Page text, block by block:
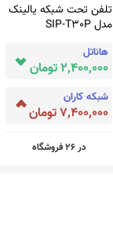
تلفن تحت شبکه یالینک
مدل SIP-T30P
هاناتل
2,400,000 تومان
شبکه کاران
7,400,000 تومان
در 26 فروشگاه